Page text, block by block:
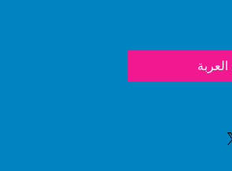
(silicon
protected area
stone, reducing
permanent
and other hot